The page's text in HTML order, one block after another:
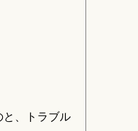
、トラブル